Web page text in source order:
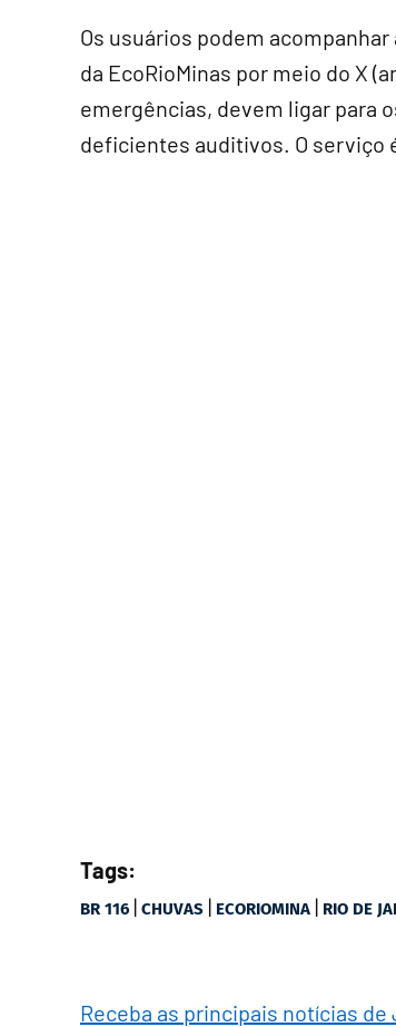
Os usuários podem
da EcoRioMinas por meio do X
emergências, devem ligar para
deficientes auditivos. O serviço
Tags:
BR 116 | CHUVAS | ECORIOMINA | RIO DE
Receba as principais notícias